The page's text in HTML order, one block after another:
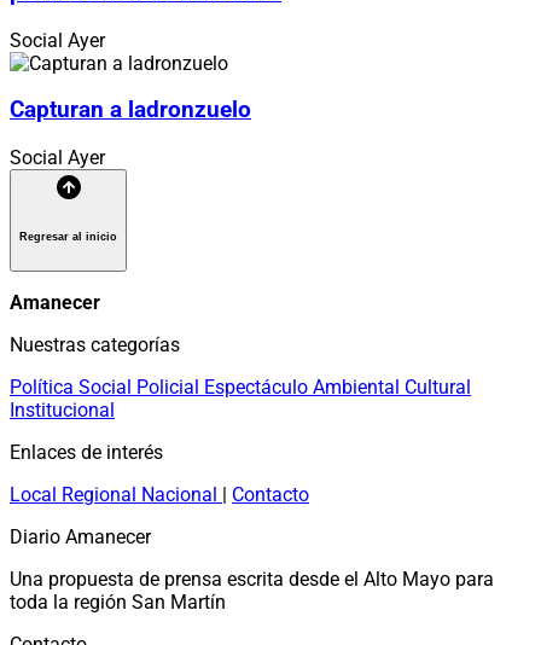
Social Ayer
Capturan a ladronzuelo
Social Ayer
Regresar al inicio
Amanecer
Nuestras categorías
Política Social Policial Espectáculo Ambiental Cultural
Institucional
Enlaces de interés
Local Regional Nacional | Contacto
Diario Amanecer
Una propuesta de prensa escrita desde el Alto Mayo para
toda la región San Martín